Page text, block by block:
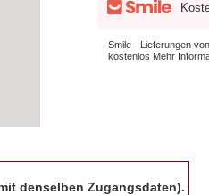
Smile - Lieferungen
kostenlos Mehr
denselben Zugangsdaten).